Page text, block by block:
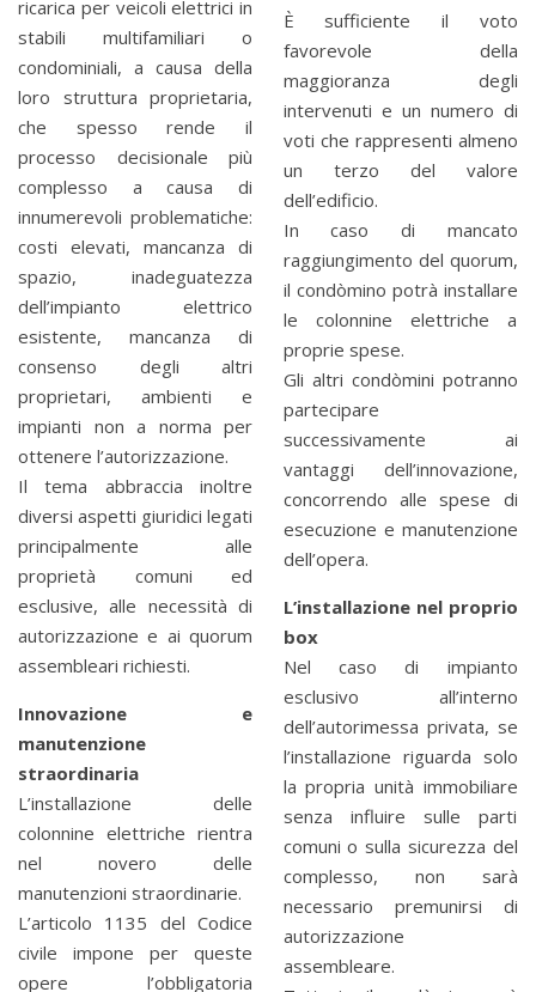
ricarica per veicoli elettrici in
stabili multifamiliari o
condominiali, a causa della
loro struttura proprietaria,
che spesso rende il
processo decisionale più
complesso a causa di
innumerevoli problematiche:
costi elevati, mancanza di
spazio, inadeguatezza
dell’impianto elettrico
esistente, mancanza di
consenso degli altri
proprietari, ambienti e
impianti non a norma per
ottenere l’autorizzazione.
Il tema abbraccia inoltre
diversi aspetti giuridici legati
principalmente alle
proprietà comuni ed
esclusive, alle necessità di
autorizzazione e ai quorum
assembleari richiesti.
Innovazione e
manutenzione
straordinaria
L’installazione delle
colonnine elettriche rientra
nel novero delle
manutenzioni straordinarie.
L’articolo 1135 del Codice
civile impone per queste
opere l’obbligatoria
È sufficiente il voto
favorevole della
maggioranza degli
intervenuti e un numero di
voti che rappresenti almeno
un terzo del valore
dell’edificio.
In caso di mancato
raggiungimento del quorum,
il condòmino potrà installare
le colonnine elettriche a
proprie spese.
Gli altri condòmini potranno
partecipare
successivamente ai
vantaggi dell’innovazione,
concorrendo alle spese di
esecuzione e manutenzione
dell’opera.
L’installazione nel proprio
box
Nel caso di impianto
esclusivo all’interno
dell’autorimessa privata, se
l’installazione riguarda solo
la propria unità immobiliare
senza influire sulle parti
comuni o sulla sicurezza del
complesso, non sarà
necessario premunirsi di
autorizzazione
assembleare.